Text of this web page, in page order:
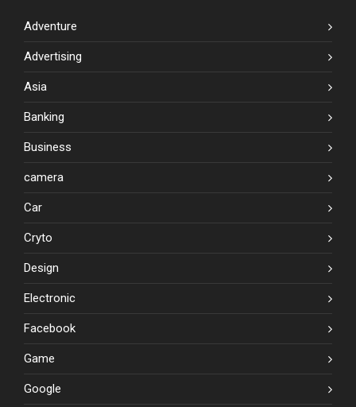
Adventure
Advertising
Asia
Banking
Business
camera
Car
Cryto
Design
Electronic
Facebook
Game
Google